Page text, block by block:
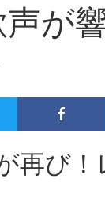
が
再び